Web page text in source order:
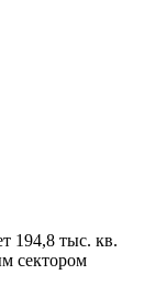
194,8 тыс. кв.
сектором